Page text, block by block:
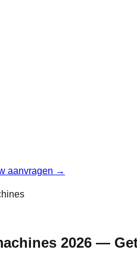
aanvragen →
2026 —